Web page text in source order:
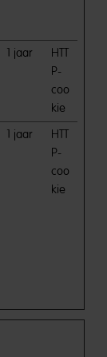
1 jaar
HTT
P-
coo
kie
1 jaar
HTT
P-
coo
kie